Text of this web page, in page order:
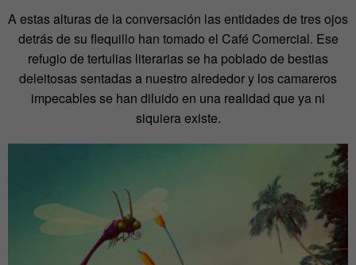
A estas alturas de la conversación las entidades de tres ojos
detrás de su flequillo han tomado el Café Comercial. Ese
refugio de tertulias literarias se ha poblado de bestias
deleitosas sentadas a nuestro alrededor y los camareros
impecables se han diluido en una realidad que ya ni
siquiera existe.